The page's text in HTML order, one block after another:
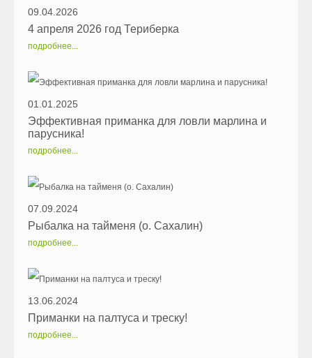
09.04.2026
4 апреля 2026 год Териберка
подробнее...
01.01.2025
Эффективная приманка для ловли марлина и
парусника!
подробнее...
07.09.2024
Рыбалка на тайменя (о. Сахалин)
подробнее...
13.06.2024
Приманки на палтуса и треску!
подробнее...